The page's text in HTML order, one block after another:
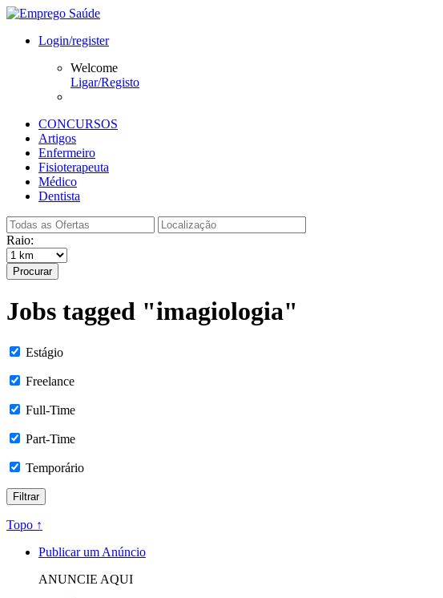
Login/register
Welcome
Ligar/Registo
CONCURSOS
Artigos
Enfermeiro
Fisioterapeuta
Médico
Dentista
Raio:
Procurar
Jobs tagged "imagiologia"
Estágio
Freelance
Full-Time
Part-Time
Temporário
Topo ↑
Publicar um Anúncio
ANUNCIE AQUI